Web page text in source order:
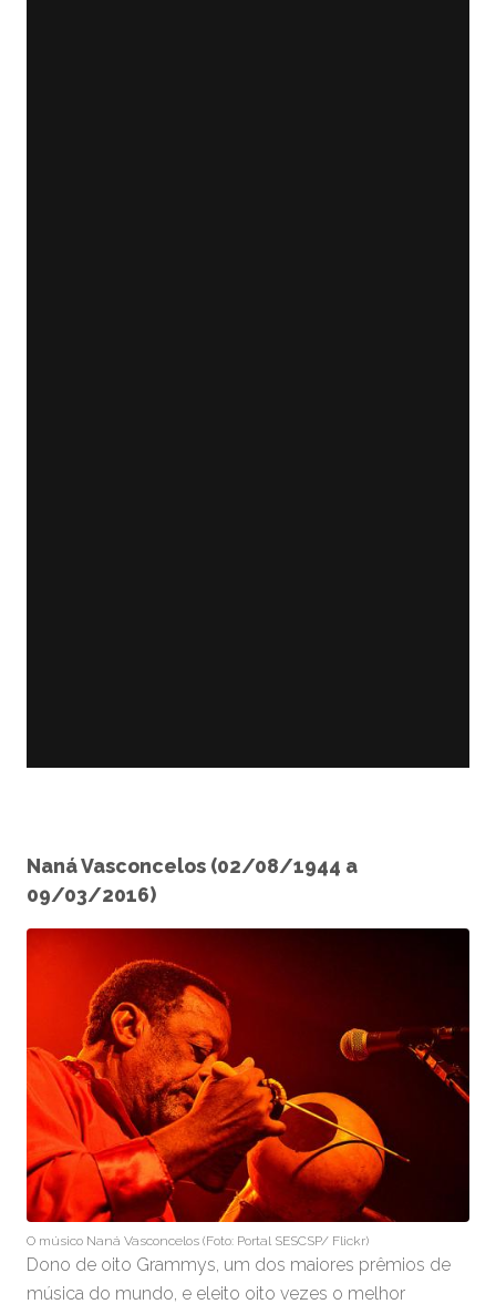
Naná Vasconcelos (02/08/1944 a
09/03/2016)
O músico Naná Vasconcelos (Foto: Portal SESCSP/ Flickr)
Dono de oito Grammys, um dos maiores prêmios de
música do mundo, e eleito oito vezes o melhor